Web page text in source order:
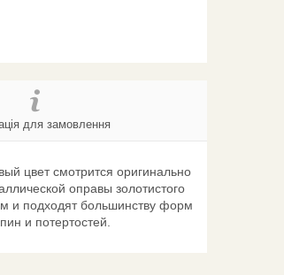
для замовлення
цвет смотрится оригинально
оправы золотистого
и подходят большинству форм
и потертостей.